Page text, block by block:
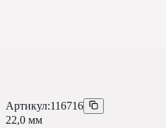
Артикул:116716
22,0 мм